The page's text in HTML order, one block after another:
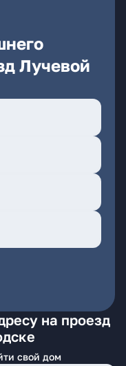
Лучевой
на проезд
свой дом